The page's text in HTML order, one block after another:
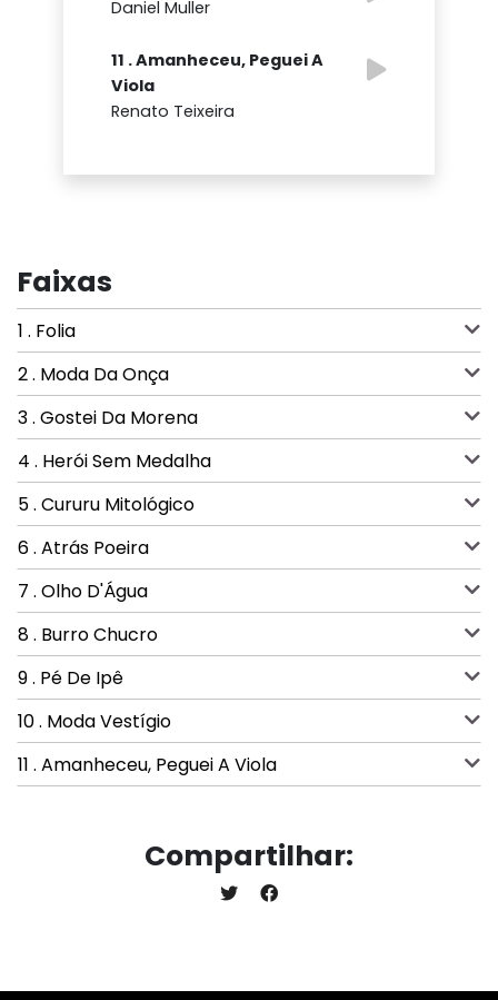
Daniel Muller
11 . Amanheceu, Peguei A
Viola
Renato Teixeira
Faixas
1 . Folia
2 . Moda Da Onça
3 . Gostei Da Morena
4 . Herói Sem Medalha
5 . Cururu Mitológico
6 . Atrás Poeira
7 . Olho D'Água
8 . Burro Chucro
9 . Pé De Ipê
10 . Moda Vestígio
11 . Amanheceu, Peguei A Viola
Compartilhar: